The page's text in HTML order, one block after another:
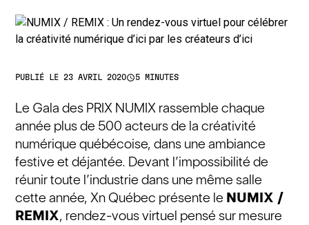
PUBLIÉ LE 23 AVRIL 2020access_time5 MINUTES
Le Gala des PRIX NUMIX rassemble chaque
année plus de 500 acteurs de la créativité
numérique québécoise, dans une ambiance
festive et déjantée. Devant l’impossibilité de
réunir toute l’industrie dans une même salle
cette année, Xn Québec présente le NUMIX /
REMIX, rendez-vous virtuel pensé sur mesure